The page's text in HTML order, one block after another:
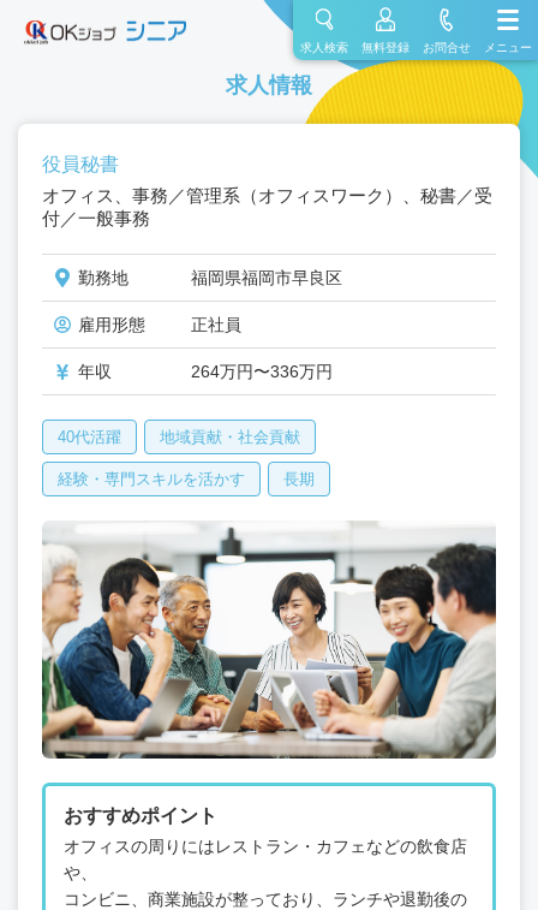
求人検索 無料登録 お問合せ メニュー
求人情報
役員秘書
オフィス、事務／管理系（オフィスワーク）、秘書／受
付／一般事務
勤務地 福岡県福岡市早良区
雇用形態 正社員
年収 264万円〜336万円
40代活躍 地域貢献・社会貢献
経験・専門スキルを活かす 長期
おすすめポイント
オフィスの周りにはレストラン・カフェなどの飲食店
や、
コンビニ、商業施設が整っており、ランチや退勤後の